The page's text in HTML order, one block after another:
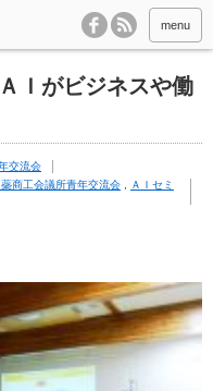
menu
Ｉがビジネスや働
交流会
商工会議所青年交流会
ＡＩセミ